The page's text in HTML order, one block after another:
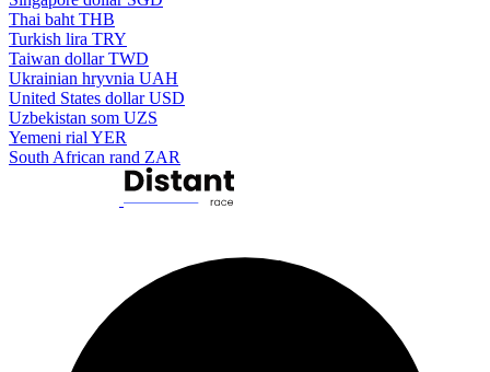
Thai baht THB
Turkish lira TRY
Taiwan dollar TWD
Ukrainian hryvnia UAH
United States dollar USD
Uzbekistan som UZS
Yemeni rial YER
South African rand ZAR